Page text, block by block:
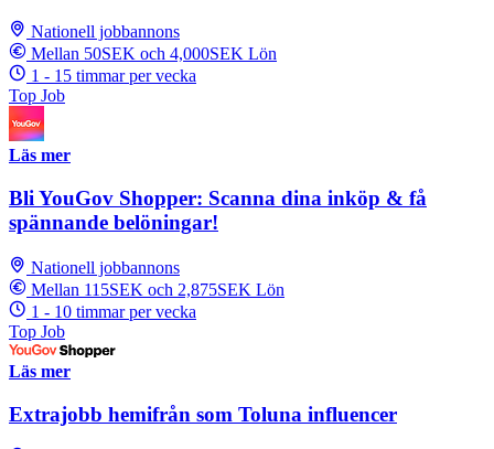
Nationell jobbannons
Mellan 50SEK och 4,000SEK Lön
1 - 15 timmar per vecka
Top Job
Läs mer
Bli YouGov Shopper: Scanna dina inköp & få
spännande belöningar!
Nationell jobbannons
Mellan 115SEK och 2,875SEK Lön
1 - 10 timmar per vecka
Top Job
Läs mer
Extrajobb hemifrån som Toluna influencer